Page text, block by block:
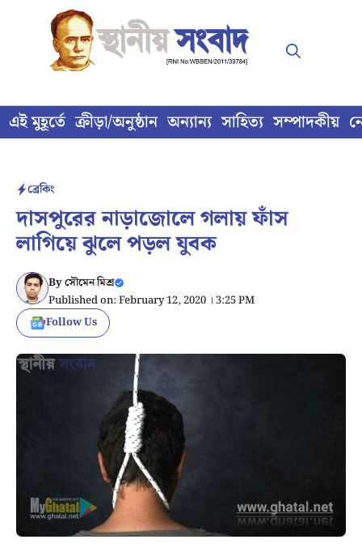
content
এই মুহূর্তে ক্রীড়া/অনুষ্ঠান অন্যান্য সাহিত্য সম্পাদকীয়
ব্রেকিং
দাসপুরের নাড়াজোলে গলায় ফাঁস
লাগিয়ে ঝুলে পড়ল যুবক
Byসৌমেন মিশ্র
Published on: February 12, 2020 । 3:25 PM
Follow Us